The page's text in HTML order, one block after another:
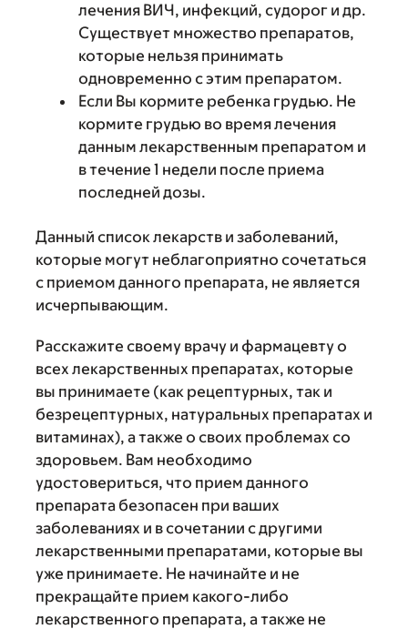
лечения ВИЧ, инфекций, судорог и др.
Существует множество препаратов,
которые нельзя принимать
одновременно с этим препаратом.
Если Вы кормите ребенка грудью. Не
кормите грудью во время лечения
данным лекарственным препаратом и
в течение 1 недели после приема
последней дозы.
Данный список лекарств и заболеваний,
которые могут неблагоприятно сочетаться
с приемом данного препарата, не является
исчерпывающим.
Расскажите своему врачу и фармацевту о
всех лекарственных препаратах, которые
вы принимаете (как рецептурных, так и
безрецептурных, натуральных препаратах и
витаминах), а также о своих проблемах со
здоровьем. Вам необходимо
удостовериться, что прием данного
препарата безопасен при ваших
заболеваниях и в сочетании с другими
лекарственными препаратами, которые вы
уже принимаете. Не начинайте и не
прекращайте прием какого-либо
лекарственного препарата, а также не